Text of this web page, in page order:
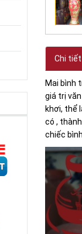
Chi tiết
Mai bình
giá trị
khơi, thể
có ,
chiếc